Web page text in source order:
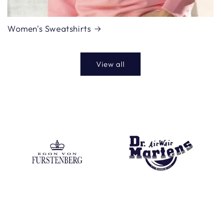
Women's Sweatshirts
View all